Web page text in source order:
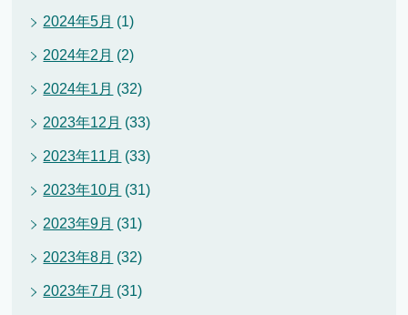
2024年5月 (1)
2024年2月 (2)
2024年1月 (32)
2023年12月 (33)
2023年11月 (33)
2023年10月 (31)
2023年9月 (31)
2023年8月 (32)
2023年7月 (31)